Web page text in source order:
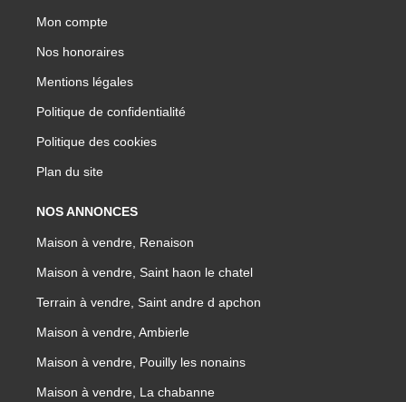
Mon compte
Nos honoraires
Mentions légales
Politique de confidentialité
Politique des cookies
Plan du site
NOS ANNONCES
Maison à vendre, Renaison
Maison à vendre, Saint haon le chatel
Terrain à vendre, Saint andre d apchon
Maison à vendre, Ambierle
Maison à vendre, Pouilly les nonains
Maison à vendre, La chabanne